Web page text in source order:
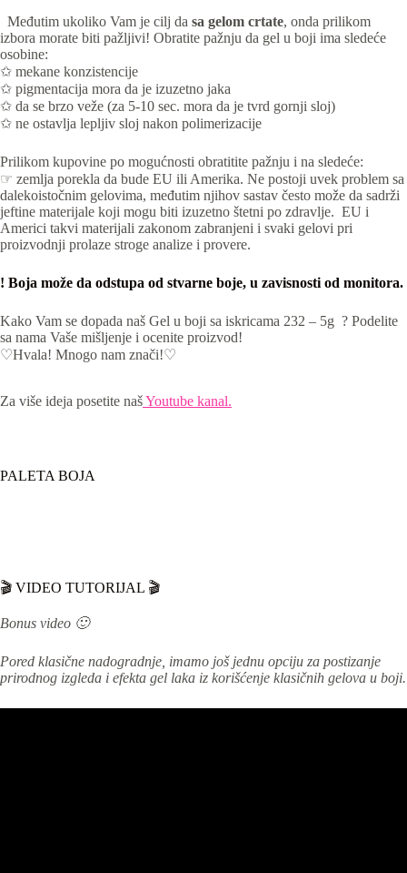
Međutim ukoliko Vam je cilj da sa gelom crtate, onda prilikom
izbora morate biti pažljivi! Obratite pažnju da gel u boji ima sledeće
osobine:
✩ mekane konzistencije
✩ pigmentacija mora da je izuzetno jaka
✩ da se brzo veže (za 5-10 sec. mora da je tvrd gornji sloj)
✩ ne ostavlja lepljiv sloj nakon polimerizacije
Prilikom kupovine po mogućnosti obratitite pažnju i na sledeće:
☞ zemlja porekla da bude EU ili Amerika. Ne postoji uvek problem sa
dalekoistočnim gelovima, međutim njihov sastav često može da sadrži
jeftine materijale koji mogu biti izuzetno štetni po zdravlje. EU i
Americi takvi materijali zakonom zabranjeni i svaki gelovi pri
proizvodnji prolaze stroge analize i provere.
! Boja može da odstupa od stvarne boje, u zavisnosti od monitora.
Kako Vam se dopada naš Gel u boji sa iskricama 232 – 5g ? Podelite
sa nama Vaše mišljenje i ocenite proizvod!
♡Hvala! Mnogo nam znači!♡
Za više ideja posetite našYoutube kanal.
PALETA BOJA
🎬 VIDEO TUTORIJAL 🎬
Bonus video 🙂
Pored klasične nadogradnje, imamo još jednu opciju za postizanje
prirodnog izgleda i efekta gel laka iz korišćenje klasičnih gelova u boji.